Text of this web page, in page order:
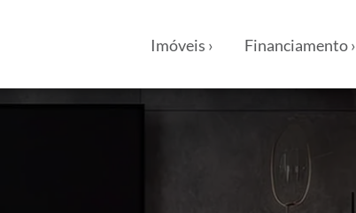
Imóveis › Financiamento ›